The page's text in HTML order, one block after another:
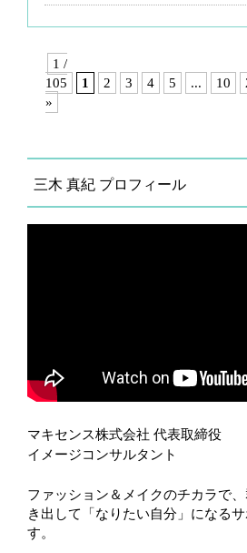
1 /
105
1 2 3 4 5 ... 10
»
三木 真紀 プロフィール
マキセンス株式会社 代表取締役
イメージコンサルタント
ファッション＆メイクのチカラで、
き出して「なりたい自分」になる
す。